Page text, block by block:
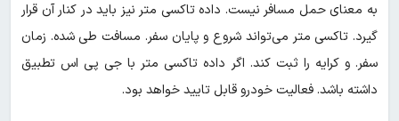
به معنای حمل مسافر نیست. داده تاکسی متر نیز باید در کنار آن قرار
گیرد. تاکسی متر می‌تواند شروع و پایان سفر. مسافت طی شده. زمان
سفر. و کرایه را ثبت کند. اگر داده تاکسی متر با جی پی اس تطبیق
داشته باشد. فعالیت خودرو قابل تایید خواهد بود.